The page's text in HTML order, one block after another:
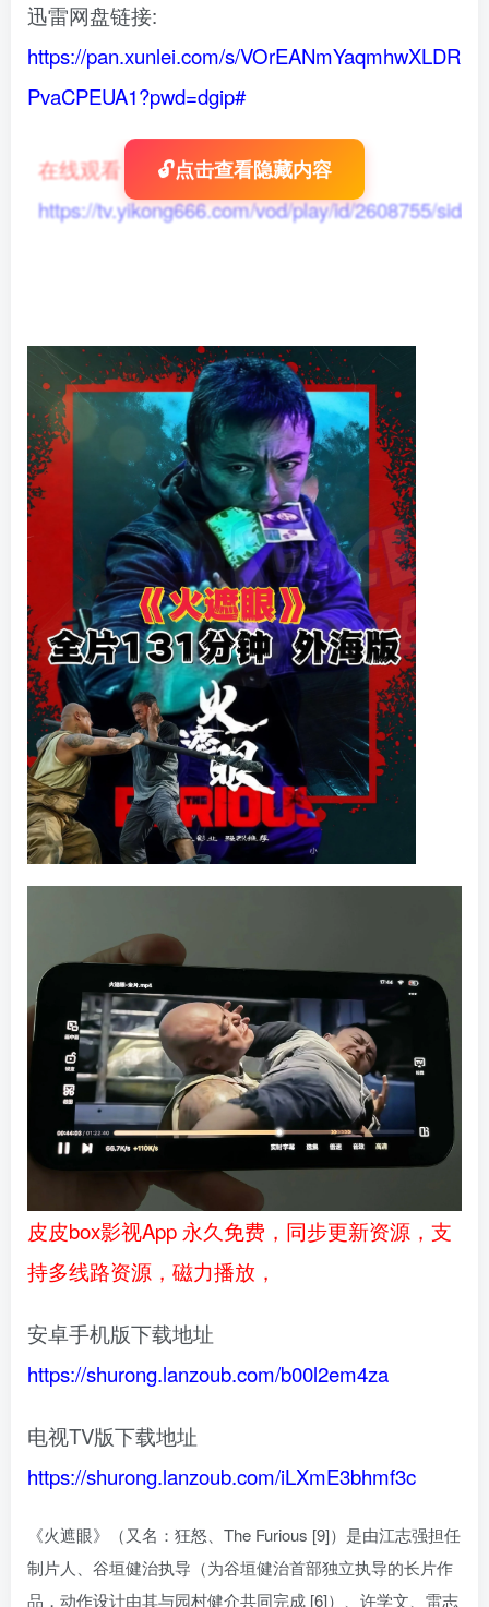
迅雷网盘链接:
https://pan.xunlei.com/s/VOrEANmYaqmhwXLDR
PvaCPEUA1?pwd=dgip#
在线观看
https://tv.yikong666.com/vod/play/id/2608755/sid/
皮皮box影视App 永久免费，同步更新资源，支
持多线路资源，磁力播放，
安卓手机版下载地址
https://shurong.lanzoub.com/b00l2em4za
电视TV版下载地址
https://shurong.lanzoub.com/iLXmE3bhmf3c
《火遮眼》（又名：狂怒、The Furious [9]）是由江志强担任
制片人、谷垣健治执导（为谷垣健治首部独立执导的长片作
品，动作设计由其与园村健介共同完成 [6]）、许学文、雷志